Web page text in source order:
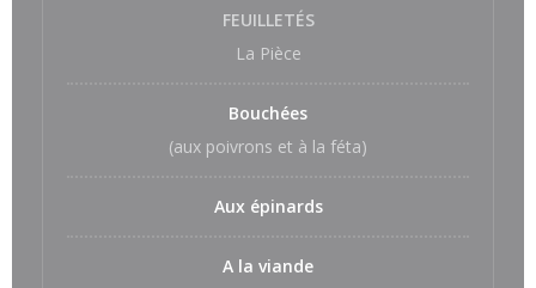
FEUILLETÉS
La Pièce
Bouchées
(aux poivrons et à la féta)
Aux épinards
A la viande